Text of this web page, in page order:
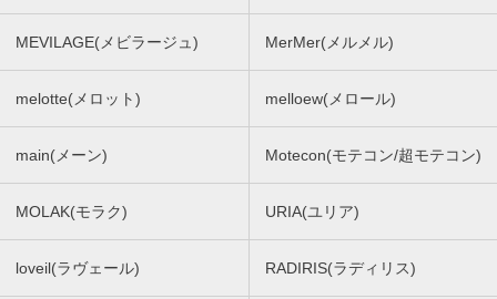
MEVILAGE(メビラージュ) MerMer(メルメル)
melotte(メロット) melloew(メロール)
main(メーン) Motecon(モテコン/超モテコン)
MOLAK(モラク) URIA(ユリア)
loveil(ラヴェール) RADIRIS(ラディリス)